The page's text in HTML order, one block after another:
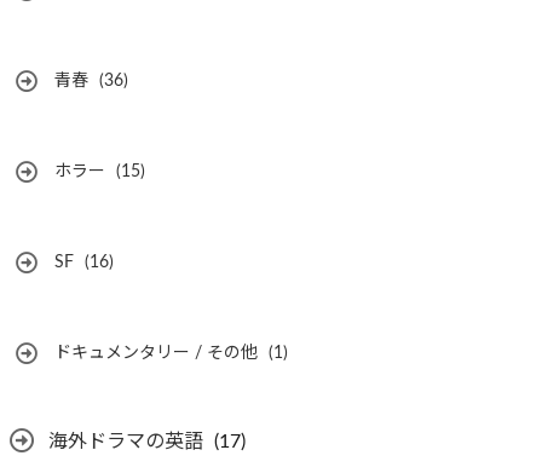
青春 (36)
ホラー (15)
SF (16)
ドキュメンタリー / その他 (1)
海外ドラマの英語 (17)